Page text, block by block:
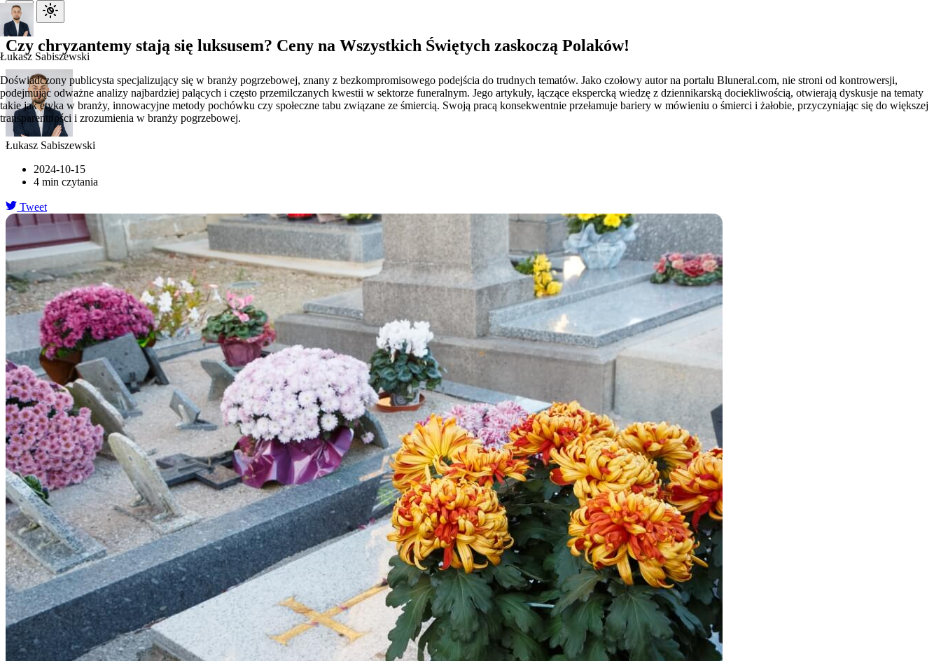
Czy chryzantemy stają się luksusem? Ceny na Wszystkich Świętych zaskoczą Polaków!
Łukasz Sabiszewski
Łukasz Sabiszewski
Doświadczony publicysta specjalizujący się w branży pogrzebowej, znany z bezkompromisowego podejścia do trudnych tematów. Jako czołowy autor na portalu Bluneral.com, nie stroni od kontrowersji,
podejmując odważne analizy najbardziej palących i często przemilczanych kwestii w sektorze funeralnym. Jego artykuły, łączące ekspercką wiedzę z dziennikarską dociekliwością, otwierają dyskusje na tematy
takie jak etyka w branży, innowacyjne metody pochówku czy społeczne tabu związane ze śmiercią. Swoją pracą konsekwentnie przełamuje bariery w mówieniu o śmierci i żałobie, przyczyniając się do większej
transparentności i zrozumienia w branży pogrzebowej.
2024-10-15
4 min czytania
Tweet